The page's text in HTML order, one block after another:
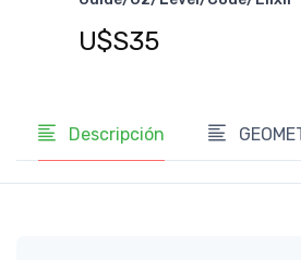
U$S45
Descripción